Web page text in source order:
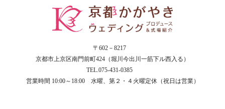
〒602－8217
京都市上京区南門前町424（堀川今出川一筋下ル西入る）
TEL.075-431-0385
営業時間 10:00～18:00 水曜、第２・４火曜定休（祝日は営業）